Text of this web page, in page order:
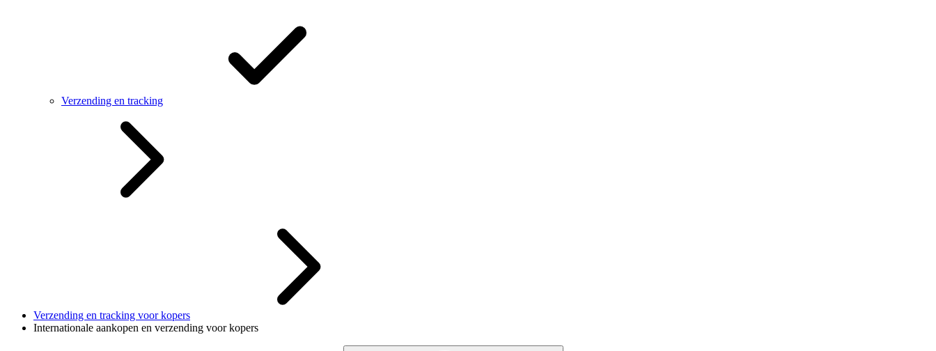
Verzending en tracking
Verzending en tracking voor kopers
Internationale aankopen en verzending voor kopers